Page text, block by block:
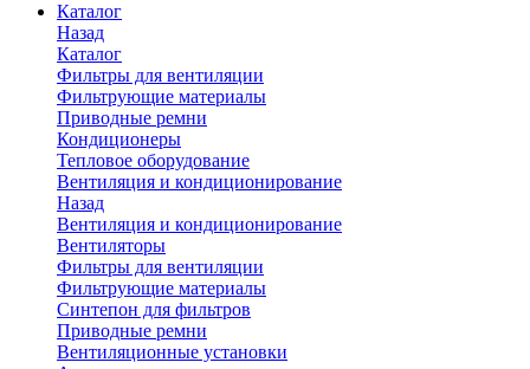
Каталог
Назад
Каталог
Фильтры для вентиляции
Фильтрующие материалы
Приводные ремни
Кондиционеры
Тепловое оборудование
Вентиляция и кондиционирование
Назад
Вентиляция и кондиционирование
Вентиляторы
Фильтры для вентиляции
Фильтрующие материалы
Синтепон для фильтров
Приводные ремни
Вентиляционные установки